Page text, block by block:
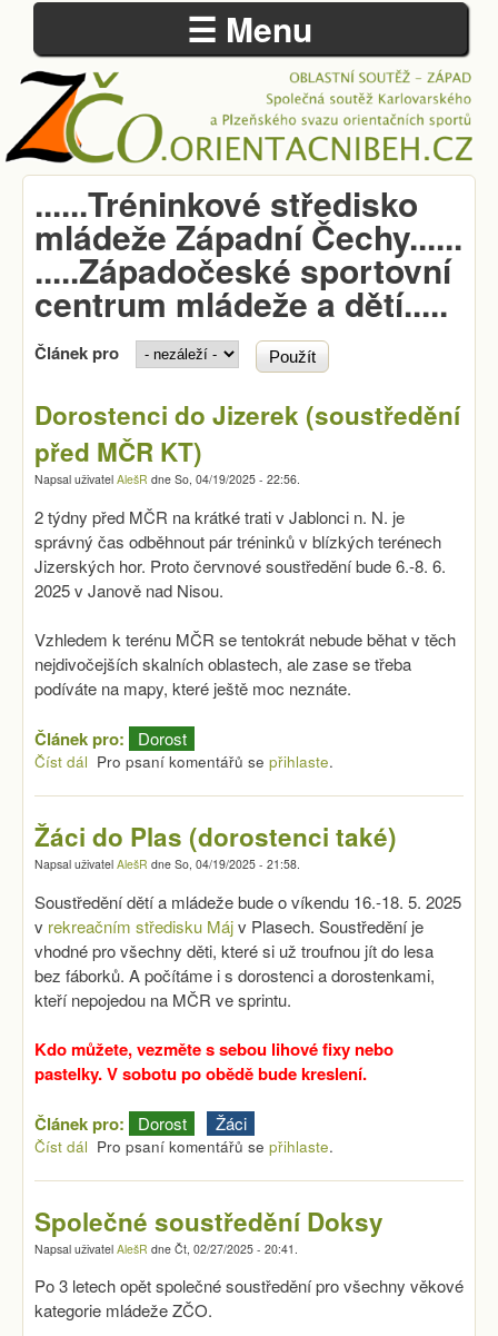
ZÁPADOČESKÁ
OBLAST
......Tréninkové středisko
mládeže Západní Čechy......
.....Západočeské sportovní
centrum mládeže a dětí.....
Článek pro
Dorostenci do Jizerek (soustředění
před MČR KT)
Napsal uživatel AlešR dne So, 04/19/2025 - 22:56.
2 týdny před MČR na krátké trati v Jablonci n. N. je
správný čas odběhnout pár tréninků v blízkých terénech
Jizerských hor. Proto červnové soustředění bude 6.-8. 6.
2025 v Janově nad Nisou.
Vzhledem k terénu MČR se tentokrát nebude běhat v těch
nejdivočejších skalních oblastech, ale zase se třeba
podíváte na mapy, které ještě moc neznáte.
Článek pro: Dorost
Číst dál Dorostenci do Jizerek (soustředění před MČR KT)
Pro psaní komentářů se přihlaste.
Žáci do Plas (dorostenci také)
Napsal uživatel AlešR dne So, 04/19/2025 - 21:58
Soustředění dětí a mládeže bude o víkendu 16.-18. 5. 2025
v rekreačním středisku Májv Plasech. Soustředění je
vhodné pro všechny děti, které si už troufnou jít do lesa
bez fáborků. A počítáme i s dorostenci a dorostenkami,
kteří nepojedou na MČR ve sprintu.
Kdo můžete, vezměte s sebou lihové fixy nebo
pastelky. V sobotu po obědě bude kreslení.
Článek pro: Dorost Žáci
Číst dál Žáci do Plas (dorostenci také)
Pro psaní komentářů se přihlaste.
Společné soustředění Doksy
Napsal uživatel AlešR dne Čt, 02/27/2025 - 20:41
Po 3 letech opět společné soustředění pro všechny věkové
kategorie mládeže ZČO.
☰ Menu